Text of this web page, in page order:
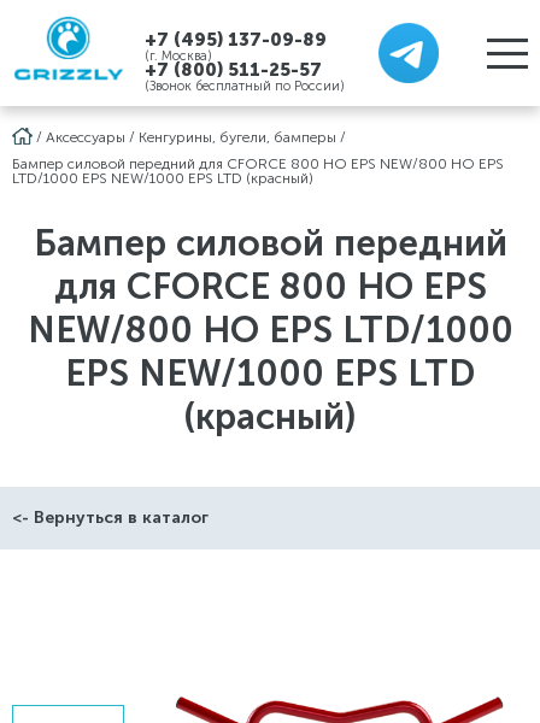
+7 (495) 137-09-89
(г. Москва)
+7 (800) 511-25-57
(Звонок бесплатный по России)
/ Аксессуары / Кенгурины, бугели, бамперы /
Бампер силовой передний для CFORCE 800 HO EPS NEW/800 HO EPS
LTD/1000 EPS NEW/1000 EPS LTD (красный)
Бампер силовой передний
для CFORCE 800 HO EPS
NEW/800 HO EPS LTD/1000
EPS NEW/1000 EPS LTD
(красный)
<- Вернуться в каталог